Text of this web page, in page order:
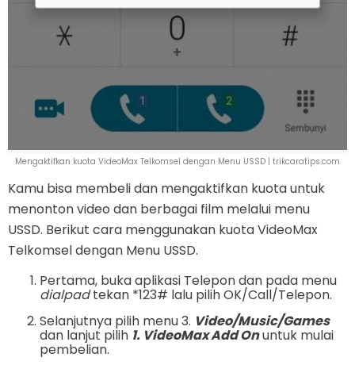
Mengaktifkan kuota VideoMax Telkomsel dengan Menu USSD | trikcaratips.com
Kamu bisa membeli dan mengaktifkan kuota untuk
menonton video dan berbagai film melalui menu
USSD. Berikut cara menggunakan kuota VideoMax
Telkomsel dengan Menu USSD.
Pertama, buka aplikasi Telepon dan pada menu
dialpadtekan *123# lalu pilih OK/Call/Telepon.
Selanjutnya pilih menu 3. Video/Music/Games
dan lanjut pilih 1. VideoMax Add Onuntuk mulai
pembelian.